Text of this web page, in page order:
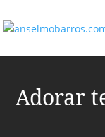
Adorar